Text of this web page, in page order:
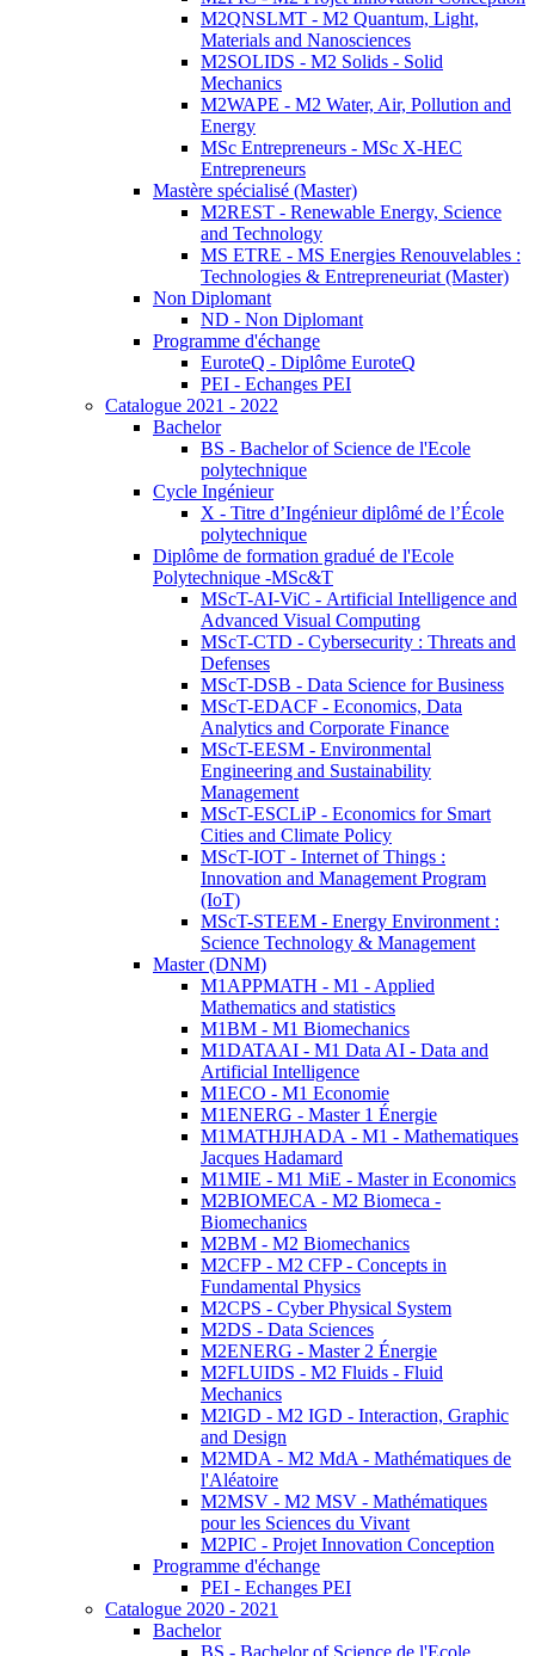
M2QNSLMT - M2 Quantum, Light,
Materials and Nanosciences
M2SOLIDS - M2 Solids - Solid
Mechanics
M2WAPE - M2 Water, Air, Pollution and
Energy
MSc Entrepreneurs - MSc X-HEC
Entrepreneurs
Mastère spécialisé (Master)
M2REST - Renewable Energy, Science
and Technology
MS ETRE - MS Energies Renouvelables :
Technologies & Entrepreneuriat (Master)
Non Diplomant
ND - Non Diplomant
Programme d'échange
EuroteQ - Diplôme EuroteQ
PEI - Echanges PEI
Catalogue 2021 - 2022
Bachelor
BS - Bachelor of Science de l'Ecole
polytechnique
Cycle Ingénieur
X - Titre d’Ingénieur diplômé de l’École
polytechnique
Diplôme de formation gradué de l'Ecole
Polytechnique -MSc&T
MScT-AI-ViC - Artificial Intelligence and
Advanced Visual Computing
MScT-CTD - Cybersecurity : Threats and
Defenses
MScT-DSB - Data Science for Business
MScT-EDACF - Economics, Data
Analytics and Corporate Finance
MScT-EESM - Environmental
Engineering and Sustainability
Management
MScT-ESCLiP - Economics for Smart
Cities and Climate Policy
MScT-IOT - Internet of Things :
Innovation and Management Program
(IoT)
MScT-STEEM - Energy Environment :
Science Technology & Management
Master (DNM)
M1APPMATH - M1 - Applied
Mathematics and statistics
M1BM - M1 Biomechanics
M1DATAAI - M1 Data AI - Data and
Artificial Intelligence
M1ECO - M1 Economie
M1ENERG - Master 1 Énergie
M1MATHJHADA - M1 - Mathematiques
Jacques Hadamard
M1MIE - M1 MiE - Master in Economics
M2BIOMECA - M2 Biomeca -
Biomechanics
M2BM - M2 Biomechanics
M2CFP - M2 CFP - Concepts in
Fundamental Physics
M2CPS - Cyber Physical System
M2DS - Data Sciences
M2ENERG - Master 2 Énergie
M2FLUIDS - M2 Fluids - Fluid
Mechanics
M2IGD - M2 IGD - Interaction, Graphic
and Design
M2MDA - M2 MdA - Mathématiques de
l'Aléatoire
M2MSV - M2 MSV - Mathématiques
pour les Sciences du Vivant
M2PIC - Projet Innovation Conception
Programme d'échange
PEI - Echanges PEI
Catalogue 2020 - 2021
Bachelor
BS - Bachelor of Science de l'Ecole